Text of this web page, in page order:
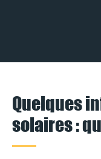
Quelques
solaires :